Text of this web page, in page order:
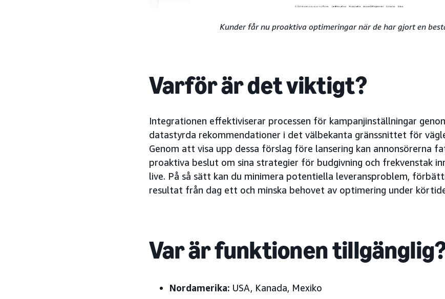
Kunder får nu proaktiva optimeringar när de har gjort en
Varför är det viktigt?
Integrationen effektiviserar processen för kampanjinställningar
datastyrda rekommendationer i det välbekanta gränssnittet för
Genom att visa upp dessa förslag före lansering kan annonsörerna
proaktiva beslut om sina strategier för budgivning och frekvenstak
live. På så sätt kan du minimera potentiella leveransproblem,
resultat från dag ett och minska behovet av optimering under
Var är funktionen
Nordamerika: USA, Kanada, Mexiko